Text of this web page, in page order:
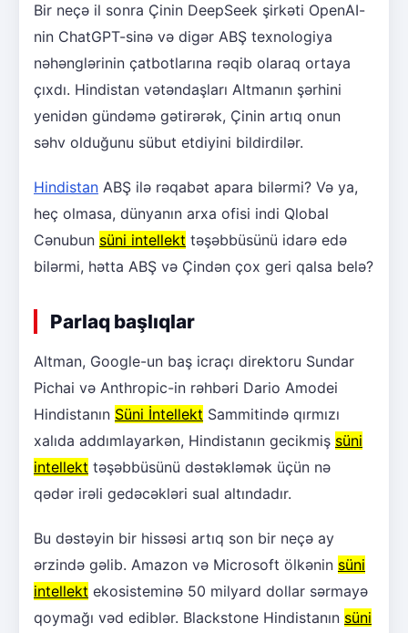
Bir neçə il sonra Çinin DeepSeek şirkəti OpenAI-
nin ChatGPT-sinə və digər ABŞ texnologiya
nəhənglərinin çatbotlarına rəqib olaraq ortaya
çıxdı. Hindistan vətəndaşları Altmanın şərhini
yenidən gündəmə gətirərək, Çinin artıq onun
səhv olduğunu sübut etdiyini bildirdilər.
Hindistan ABŞ ilə rəqabət apara bilərmi? Və ya,
heç olmasa, dünyanın arxa ofisi indi Qlobal
Cənubun süni intellekt təşəbbüsünü idarə edə
bilərmi, hətta ABŞ və Çindən çox geri qalsa belə?
Parlaq başlıqlar
Altman, Google-un baş icraçı direktoru Sundar
Pichai və Anthropic-in rəhbəri Dario Amodei
Hindistanın Süni İntellekt Sammitində qırmızı
xalıda addımlayarkən, Hindistanın gecikmiş süni
intellekt təşəbbüsünü dəstəkləmək üçün nə
qədər irəli gedəcəkləri sual altındadır.
Bu dəstəyin bir hissəsi artıq son bir neçə ay
ərzində gəlib. Amazon və Microsoft ölkənin süni
intellekt ekosisteminə 50 milyard dollar sərmayə
qoymağı vəd ediblər. Blackstone Hindistanın süni